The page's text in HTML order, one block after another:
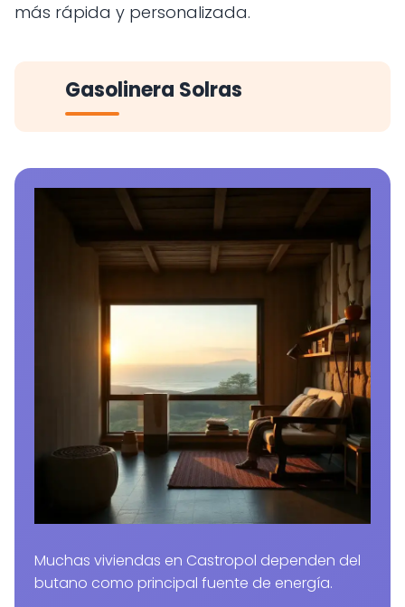
más rápida y personalizada.
Gasolinera Solras
Muchas viviendas en Castropol dependen del
butano como principal fuente de energía.